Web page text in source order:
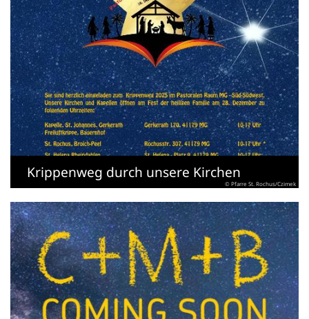
Krippenweg durch unsere Kirchen
© Pfarre St. Rochus/Czimek